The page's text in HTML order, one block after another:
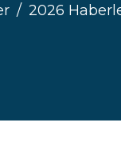
2026